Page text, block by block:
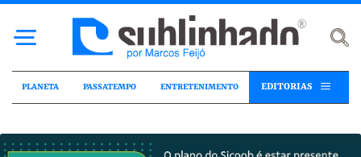
PLANETA PASSATEMPO ENTRETENIMENTO EDITORIAS